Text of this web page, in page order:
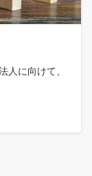
人に向けて、